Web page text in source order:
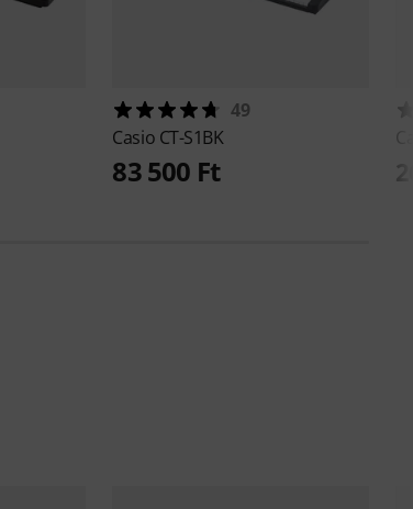
49
Casio CT-S1BK
83 500 Ft